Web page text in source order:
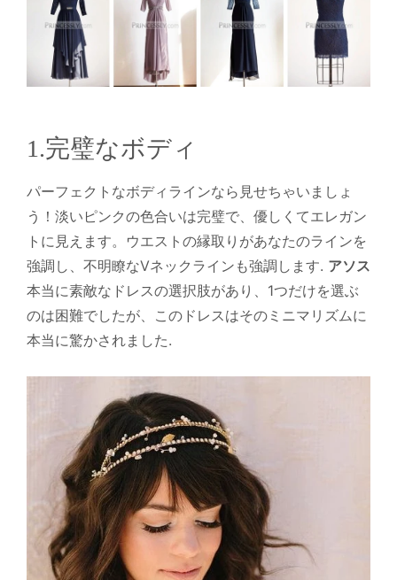
1.完璧なボディ
パーフェクトなボディラインなら見せちゃいましょ
う！淡いピンクの色合いは完璧で、優しくてエレガン
トに見えます。ウエストの縁取りがあなたのラインを
強調し、不明瞭なVネックラインも強調します. アソス
本当に素敵なドレスの選択肢があり、1つだけを選ぶ
のは困難でしたが、このドレスはそのミニマリズムに
本当に驚かされました.